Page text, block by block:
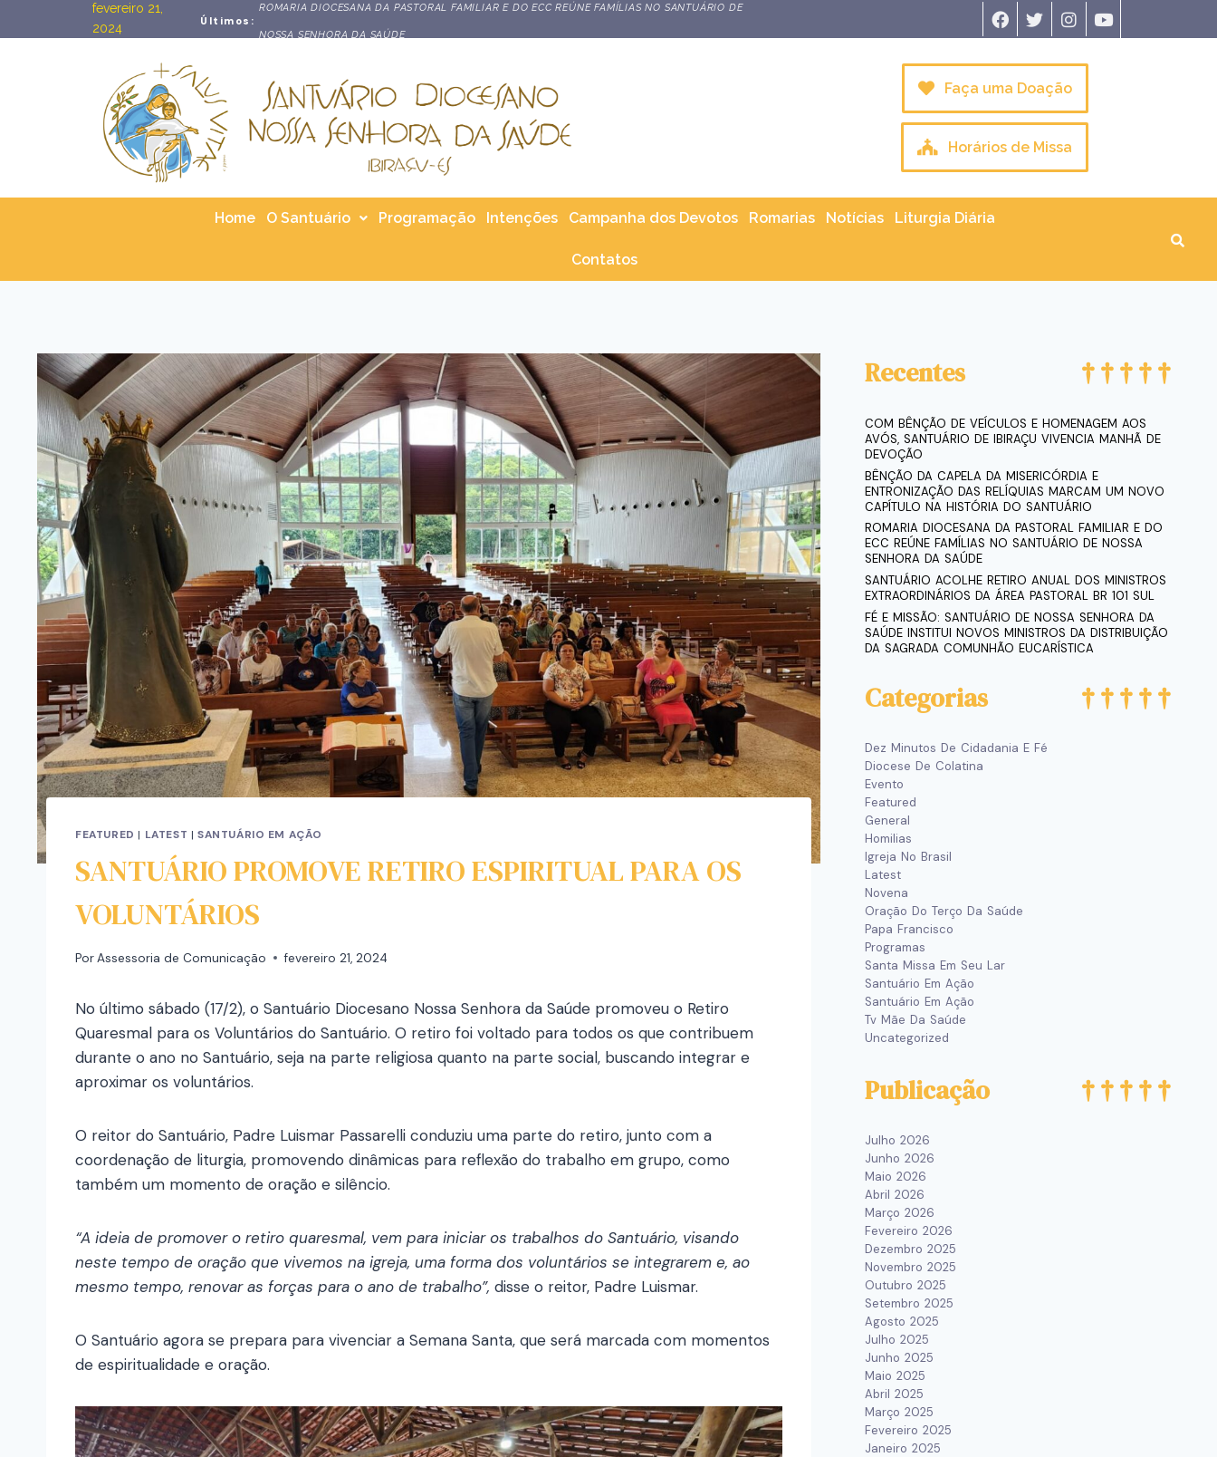
fevereiro 21,
2024
Últimos:
ROMARIA DIOCESANA DA PASTORAL FAMILIAR E DO ECC REÚNE FAMÍLIAS NO SANTUÁRIO DE
NOSSA SENHORA DA SAÚDE
Faça uma Doação
Horários de Missa
Home O Santuário Programação Intenções Campanha dos Devotos Romarias Notícias Liturgia Diária
Contatos
FEATURED | LATEST | SANTUÁRIO EM AÇÃO
SANTUÁRIO PROMOVE RETIRO ESPIRITUAL PARA OS
VOLUNTÁRIOS
PorAssessoria de Comunicação fevereiro 21, 2024
No último sábado (17/2), o Santuário Diocesano Nossa Senhora da Saúde promoveu o Retiro
Quaresmal para os Voluntários do Santuário. O retiro foi voltado para todos os que contribuem
durante o ano no Santuário, seja na parte religiosa quanto na parte social, buscando integrar e
aproximar os voluntários.
O reitor do Santuário, Padre Luismar Passarelli conduziu uma parte do retiro, junto com a
coordenação de liturgia, promovendo dinâmicas para reflexão do trabalho em grupo, como
também um momento de oração e silêncio.
“A ideia de promover o retiro quaresmal, vem para iniciar os trabalhos do Santuário, visando
neste tempo de oração que vivemos na igreja, uma forma dos voluntários se integrarem e, ao
mesmo tempo, renovar as forças para o ano de trabalho”, disse o reitor, Padre Luismar.
O Santuário agora se prepara para vivenciar a Semana Santa, que será marcada com momentos
de espiritualidade e oração.
Recentes
COM BÊNÇÃO DE VEÍCULOS E HOMENAGEM AOS
AVÓS, SANTUÁRIO DE IBIRAÇU VIVENCIA MANHÃ DE
DEVOÇÃO
BÊNÇÃO DA CAPELA DA MISERICÓRDIA E
ENTRONIZAÇÃO DAS RELÍQUIAS MARCAM UM NOVO
CAPÍTULO NA HISTÓRIA DO SANTUÁRIO
ROMARIA DIOCESANA DA PASTORAL FAMILIAR E DO
ECC REÚNE FAMÍLIAS NO SANTUÁRIO DE NOSSA
SENHORA DA SAÚDE
SANTUÁRIO ACOLHE RETIRO ANUAL DOS MINISTROS
EXTRAORDINÁRIOS DA ÁREA PASTORAL BR 101 SUL
FÉ E MISSÃO: SANTUÁRIO DE NOSSA SENHORA DA
SAÚDE INSTITUI NOVOS MINISTROS DA DISTRIBUIÇÃO
DA SAGRADA COMUNHÃO EUCARÍSTICA
Categorias
Dez Minutos De Cidadania E Fé
Diocese De Colatina
Evento
Featured
General
Homilias
Igreja No Brasil
Latest
Novena
Oração Do Terço Da Saúde
Papa Francisco
Programas
Santa Missa Em Seu Lar
Santuário Em Ação
Santuário Em Ação
Tv Mãe Da Saúde
Uncategorized
Publicação
Julho 2026
Junho 2026
Maio 2026
Abril 2026
Março 2026
Fevereiro 2026
Dezembro 2025
Novembro 2025
Outubro 2025
Setembro 2025
Agosto 2025
Julho 2025
Junho 2025
Maio 2025
Abril 2025
Março 2025
Fevereiro 2025
Janeiro 2025